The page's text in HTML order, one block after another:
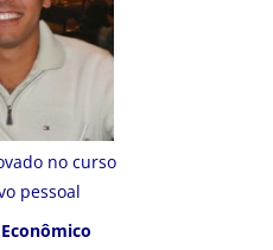
no curso
pessoal